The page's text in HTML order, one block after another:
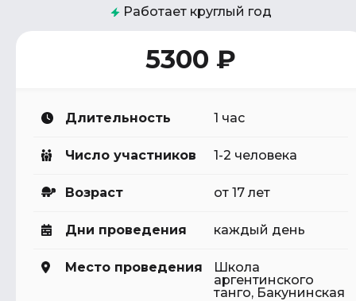
Работает круглый год
5300 ₽
Длительность 1 час
Число участников 1-2 человека
Возраст от 17 лет
Дни проведения каждый день
Место проведения
Школа
аргентинского
танго, Бакунинская